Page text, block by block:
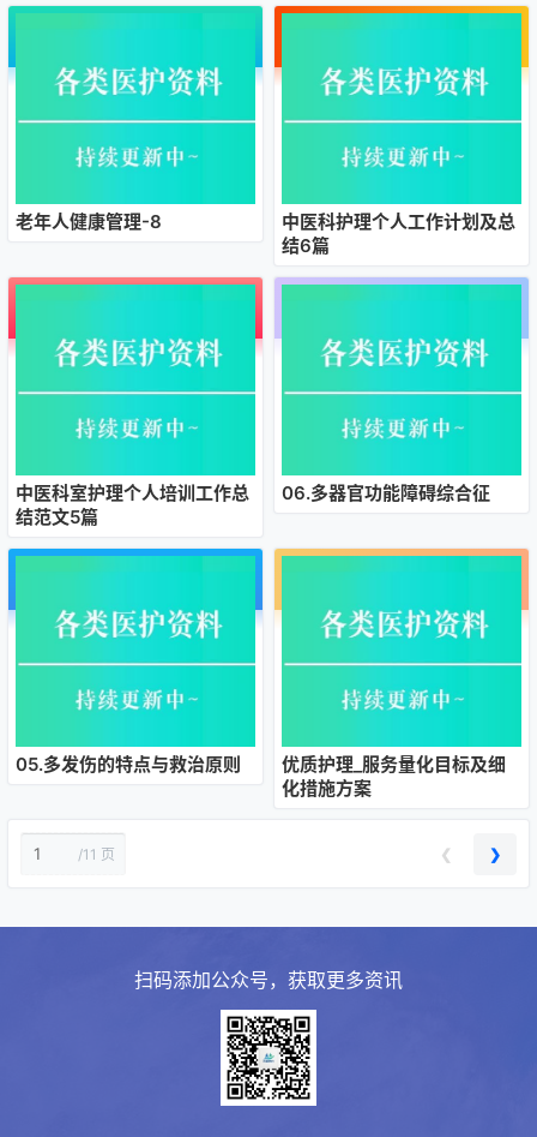
老年人健康管理-8
中医科护理个人工作计划及总
结6篇
中医科室护理个人培训工作总
结范文5篇
06.多器官功能障碍综合征
05.多发伤的特点与救治原则
优质护理_服务量化目标及细
化措施方案
/11 页 ❮ ❯
扫码添加公众号，获取更多资讯